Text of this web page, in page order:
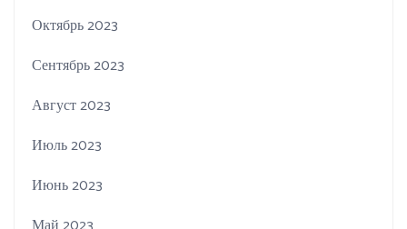
Октябрь 2023
Сентябрь 2023
Август 2023
Июль 2023
Июнь 2023